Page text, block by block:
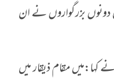
دونوں بزرگواروں نے ان
مقام ذیقار میں